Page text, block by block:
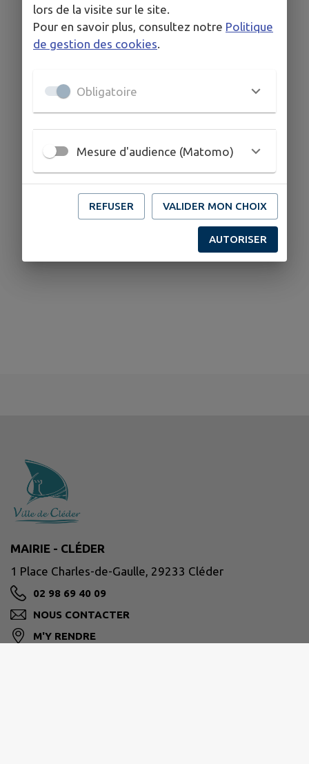
MAIRIE - CLÉDER
1 Place Charles-de-Gaulle, 29233 Cléder
02 98 69 40 09
NOUS CONTACTER
M'Y RENDRE
lors de la visite sur le site.
Pour en savoir plus, consultez notre Politique
de gestion des cookies.
Obligatoire
Mesure d'audience (Matomo)
REFUSER VALIDER MON CHOIX
AUTORISER